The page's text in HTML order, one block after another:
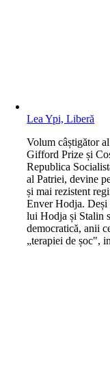
Lea Ypi, Liberă
Volum câștigător
Gifford Prize și
Republica
al Patriei, devine
și mai rezistent
Enver Hodja. Deși
lui Hodja și Stalin
democratică, anii
„terapiei de șoc",